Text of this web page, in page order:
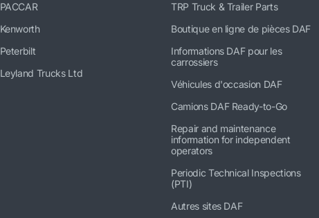
PACCAR
Kenworth
Peterbilt
Leyland Trucks Ltd
TRP Truck & Trailer Parts
Boutique en ligne de pièces DAF
Informations DAF pour les
carrossiers
Véhicules d'occasion DAF
Camions DAF Ready-to-Go
Repair and maintenance
information for independent
operators
Periodic Technical Inspections
(PTI)
Autres sites DAF